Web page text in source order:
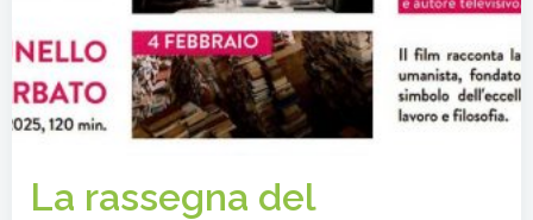
La rassegna del